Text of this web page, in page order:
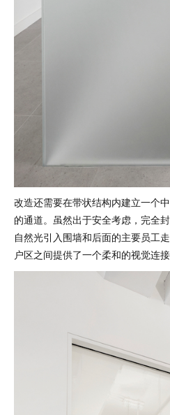
改造还需要在带状结构内建立一个
的通道。虽然出于安全考虑，完全
自然光引入围墙和后面的主要员工
户区之间提供了一个柔和的视觉连接